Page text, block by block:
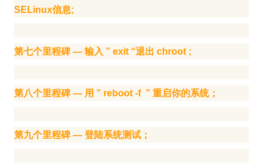
SELinux信息;
第七个里程碑 — 输入 ” exit “退出 chroot ;
第八个里程碑 — 用 ” reboot -f ” 重启你的系统；
第九个里程碑 — 登陆系统测试；